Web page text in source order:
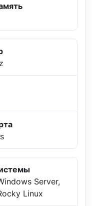
Server,
Linux